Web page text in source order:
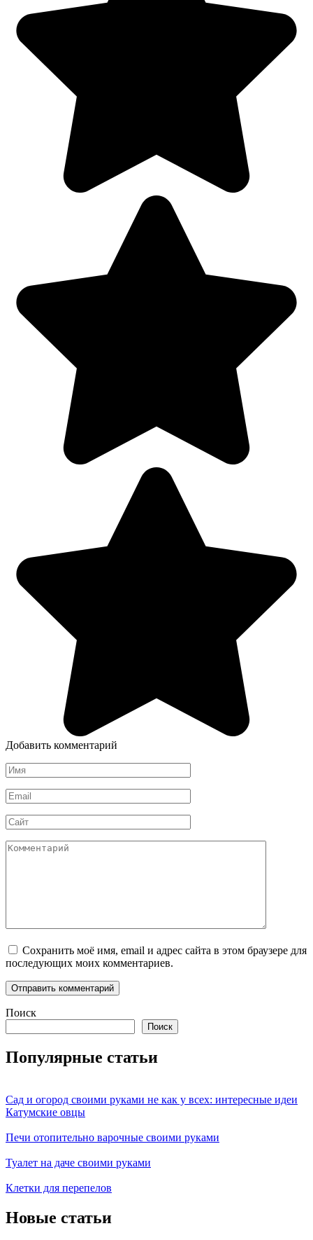
Добавить комментарий
Имя
*
Email
*
Сайт
Комментарий
Сохранить моё имя, email и адрес сайта в этом браузере для
последующих моих комментариев.
Поиск
Поиск
Популярные статьи
Сад и огород своими руками не как у всех: интересные идеи
Катумские овцы
Печи отопительно варочные своими руками
Туалет на даче своими руками
Клетки для перепелов
Новые статьи